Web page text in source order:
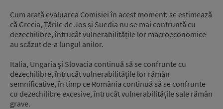
Cum arată evaluarea Comisiei în acest moment: se estimează
că Grecia, Țările de Jos și Suedia nu se mai confruntă cu
dezechilibre, întrucât vulnerabilitățile lor macroeconomice
au scăzut de-a lungul anilor.
Italia, Ungaria și Slovacia continuă să se confrunte cu
dezechilibre, întrucât vulnerabilitățile lor rămân
semnificative, în timp ce România continuă să se confrunte
cu dezechilibre excesive, întrucât vulnerabilitățile sale rămân
grave.